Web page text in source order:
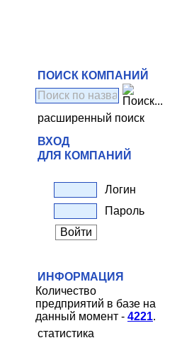
ПОИСК КОМПАНИЙ
расширенный поиск
ВХОД
ДЛЯ КОМПАНИЙ
Логин
Пароль
ИНФОРМАЦИЯ
Количество
предприятий в базе на
данный момент - 4221.
статистика